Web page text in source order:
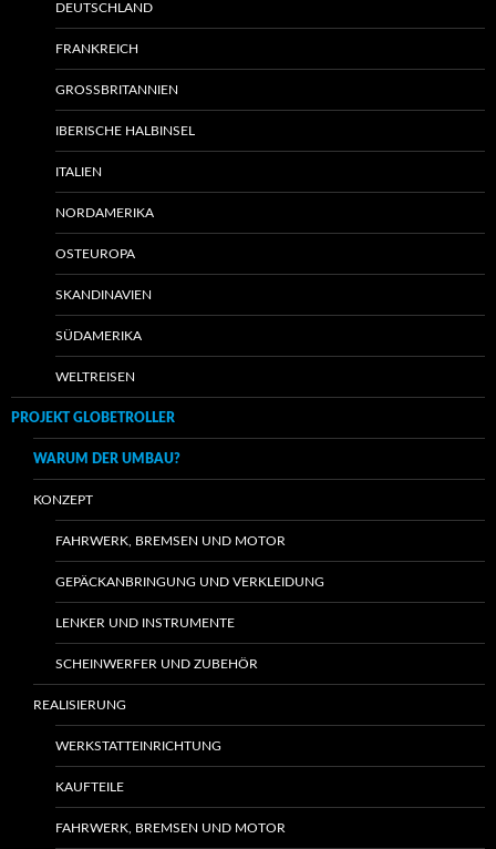
DEUTSCHLAND
FRANKREICH
GROSSBRITANNIEN
IBERISCHE HALBINSEL
ITALIEN
NORDAMERIKA
OSTEUROPA
SKANDINAVIEN
SÜDAMERIKA
WELTREISEN
PROJEKT GLOBETROLLER
WARUM DER UMBAU?
KONZEPT
FAHRWERK, BREMSEN UND MOTOR
GEPÄCKANBRINGUNG UND VERKLEIDUNG
LENKER UND INSTRUMENTE
SCHEINWERFER UND ZUBEHÖR
REALISIERUNG
WERKSTATTEINRICHTUNG
KAUFTEILE
FAHRWERK, BREMSEN UND MOTOR